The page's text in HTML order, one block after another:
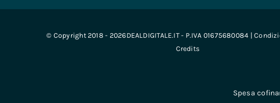
© Copyright 2018 - 2026DEALDIGITALE.IT - P.IVA 01675680084 |
Credits
Spesa